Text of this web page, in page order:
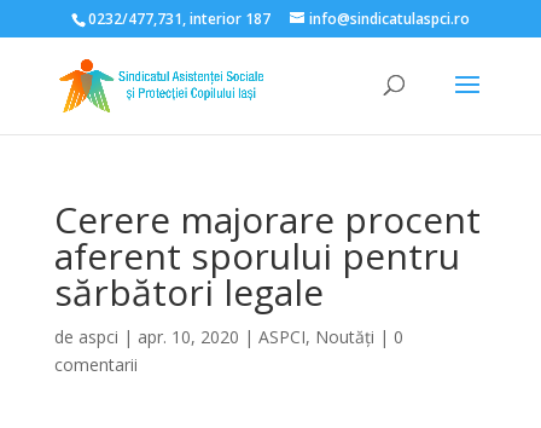
Deschide bara de unelte
0232/477,731, interior 187 info@sindicatulaspci.ro
Cerere majorare procent
aferent sporului pentru
sărbători legale
de aspci | apr. 10, 2020 | ASPCI, Noutăți | 0
comentarii